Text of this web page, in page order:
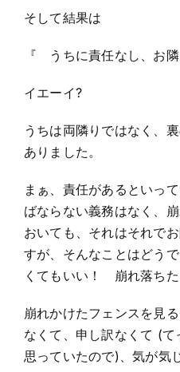
そして結果は
『 うちに責任なし、お隣
イエーイ?
うちは両隣りではなく、
ありました。
まぁ、責任があるといっ
ばならない義務はなく、
おいても、それはそれで
すが、そんなことはどう
くてもいい！ 崩れ落ちた
崩れかけたフェンスを見
なくて、申し訳なくて (
思っていたので)、気が気